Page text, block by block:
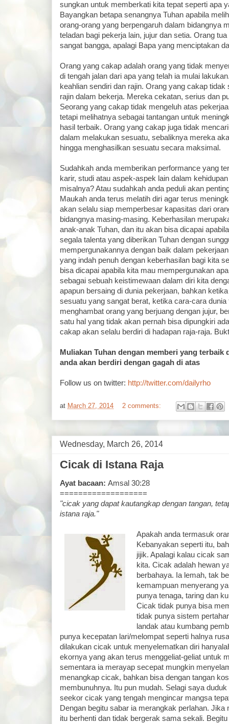
sungkan untuk memberkati kita tepat seperti apa
Bayangkan betapa senangnya Tuhan apabila
orang-orang yang berpengaruh dalam bidangnya
teladan bagi pekerja lain, jujur dan setia. Orang
sangat bangga, apalagi Bapa yang menciptakan
Orang yang cakap adalah orang yang tidak
di tengah jalan dari apa yang telah ia mulai
keahlian sendiri dan rajin. Orang yang cakap
rajin dalam bekerja. Mereka cekatan, serius dan
Seorang yang cakap tidak mengeluh atas
tetapi melihatnya sebagai tantangan untuk
hasil terbaik. Orang yang cakap juga tidak
dalam melakukan sesuatu, sebaliknya mereka
hingga menghasilkan sesuatu secara maksimal.
Sudahkah anda memberikan performance yang
karir, studi atau aspek-aspek lain dalam
misalnya? Atau sudahkah anda peduli akan
Maukah anda terus melatih diri agar terus
akan selalu siap memperbesar kapasitas dari
bidangnya masing-masing. Keberhasilan
anak-anak Tuhan, dan itu akan bisa dicapai
segala talenta yang diberikan Tuhan dengan
mempergunakannya dengan baik dalam
yang indah penuh dengan keberhasilan bagi kita
bisa dicapai apabila kita mau mempergunakan
sebagai sebuah keistimewaan dalam diri kita
apapun bersaing di dunia pekerjaan, bahkan
sesuatu yang sangat berat, ketika cara-cara dunia
menghambat orang yang berjuang dengan jujur,
satu hal yang tidak akan pernah bisa dipungkiri
cakap akan selalu berdiri di hadapan raja-raja.
Muliakan Tuhan dengan memberi yang terbaik
anda akan berdiri dengan gagah di atas
Follow us on twitter: http://twitter.com/dailyrho
at March 27, 2014 2 comments:
Wednesday, March 26, 2014
Cicak di Istana Raja
Ayat bacaan: Amsal 30:28
===================
"cicak yang dapat kautangkap dengan tangan,
istana raja."
Apakah anda termasuk
Kebanyakan seperti itu,
jijik. Apalagi kalau cicak
kita. Cicak adalah hewan
berbahaya. Ia lemah, tak
kemampuan menyerang
punya tenaga, taring dan
Cicak tidak punya bisa
tidak punya sistem
landak atau kumbang
punya kecepatan lari/melompat seperti halnya
dilakukan cicak untuk menyelematkan diri
ekornya yang akan terus menggeliat-geliat untuk
sementara ia merayap secepat mungkin
menangkap cicak, bahkan bisa dengan tangan
membunuhnya. Itu pun mudah. Selagi saya
seekor cicak yang tengah mengincar mangsa
Dengan begitu sabar ia merangkak perlahan.
itu berhenti dan tidak bergerak sama sekali.